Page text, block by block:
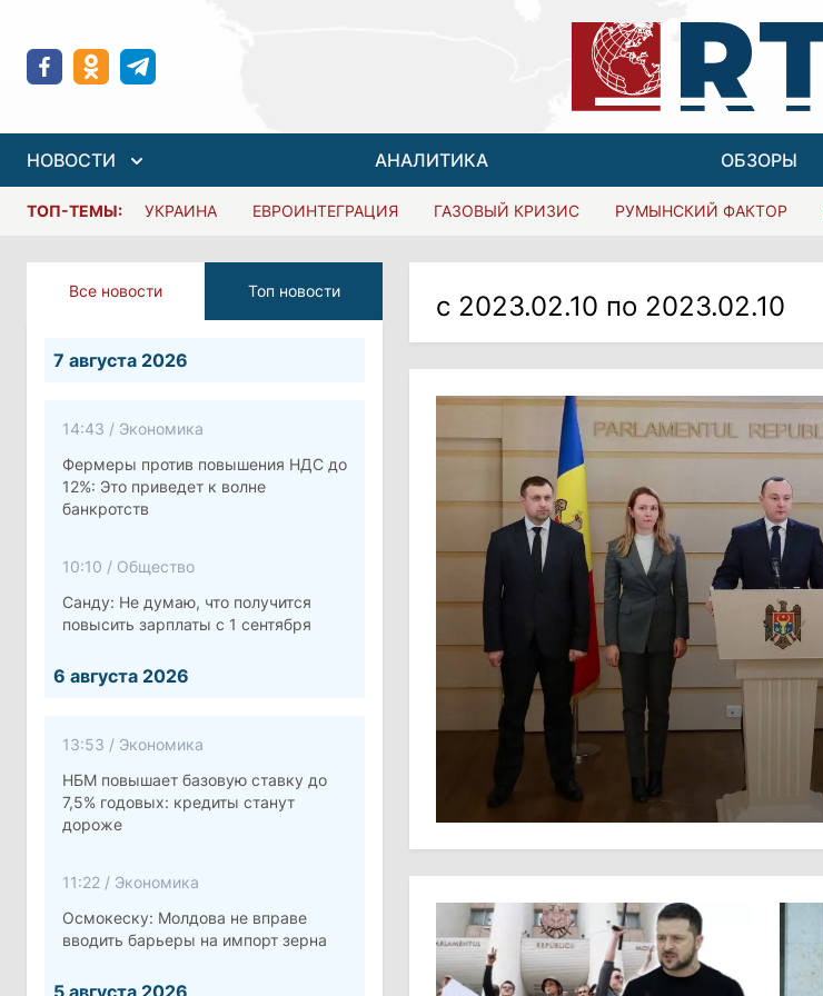
НОВОСТИ АНАЛИТИКА ОБЗОРЫ
ТОП-ТЕМЫ: УКРАИНА ЕВРОИНТЕГРАЦИЯ ГАЗОВЫЙ КРИЗИС РУМЫНСКИЙ ФАКТОР
Все новости Топ новости
7 августа 2026
14:43 / Экономика
Фермеры против повышения НДС до
12%: Это приведет к волне
банкротств
10:10 / Общество
Санду: Не думаю, что получится
повысить зарплаты с 1 сентября
6 августа 2026
13:53 / Экономика
НБМ повышает базовую ставку до
7,5% годовых: кредиты станут
дороже
11:22 / Экономика
Осмокеску: Молдова не вправе
вводить барьеры на импорт зерна
5 августа 2026
с 2023.02.10 по 2023.02.10